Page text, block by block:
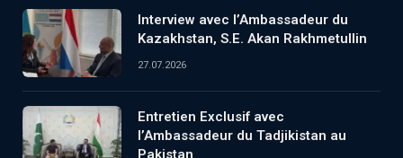
Interview avec l’Ambassadeur du
Kazakhstan, S.E. Akan Rakhmetullin
27.07.2026
Entretien Exclusif avec
l’Ambassadeur du Tadjikistan au
Pakistan